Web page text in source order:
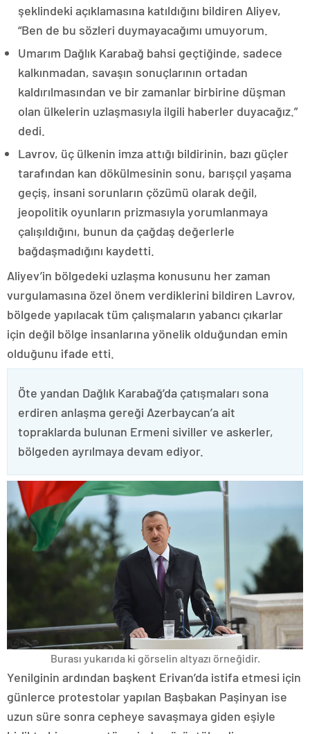
şeklindeki açıklamasına katıldığını bildiren Aliyev,
“Ben de bu sözleri duymayacağımı umuyorum.
Umarım Dağlık Karabağ bahsi geçtiğinde, sadece
kalkınmadan, savaşın sonuçlarının ortadan
kaldırılmasından ve bir zamanlar birbirine düşman
olan ülkelerin uzlaşmasıyla ilgili haberler duyacağız.”
dedi.
Lavrov, üç ülkenin imza attığı bildirinin, bazı güçler
tarafından kan dökülmesinin sonu, barışçıl yaşama
geçiş, insani sorunların çözümü olarak değil,
jeopolitik oyunların prizmasıyla yorumlanmaya
çalışıldığını, bunun da çağdaş değerlerle
bağdaşmadığını kaydetti.
Aliyev’in bölgedeki uzlaşma konusunu her zaman
vurgulamasına özel önem verdiklerini bildiren Lavrov,
bölgede yapılacak tüm çalışmaların yabancı çıkarlar
için değil bölge insanlarına yönelik olduğundan emin
olduğunu ifade etti.
Öte yandan Dağlık Karabağ’da çatışmaları sona
erdiren anlaşma gereği Azerbaycan’a ait
topraklarda bulunan Ermeni siviller ve askerler,
bölgeden ayrılmaya devam ediyor.
Burası yukarıda ki görselin altyazı örneğidir.
Yenilginin ardından başkent Erivan’da istifa etmesi için
günlerce protestolar yapılan Başbakan Paşinyan ise
uzun süre sonra cepheye savaşmaya giden eşiyle